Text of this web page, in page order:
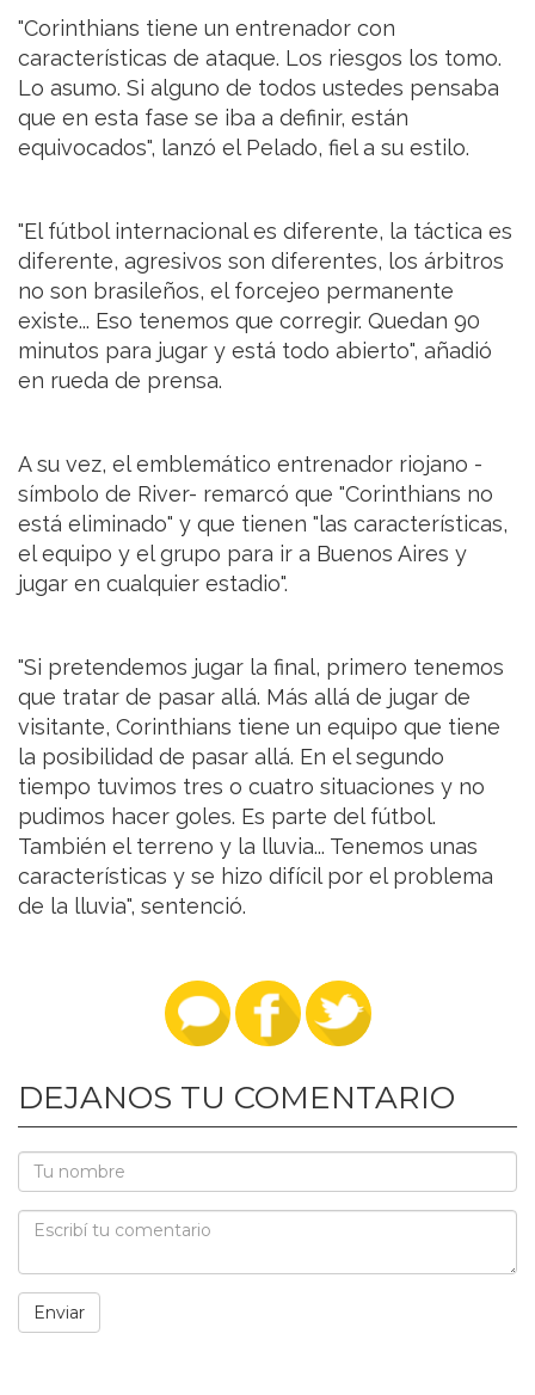
"Corinthians tiene un entrenador con
características de ataque. Los riesgos los tomo.
Lo asumo. Si alguno de todos ustedes pensaba
que en esta fase se iba a definir, están
equivocados", lanzó el Pelado, fiel a su estilo.
"El fútbol internacional es diferente, la táctica es
diferente, agresivos son diferentes, los árbitros
no son brasileños, el forcejeo permanente
existe... Eso tenemos que corregir. Quedan 90
minutos para jugar y está todo abierto", añadió
en rueda de prensa.
A su vez, el emblemático entrenador riojano -
símbolo de River- remarcó que "Corinthians no
está eliminado" y que tienen "las características,
el equipo y el grupo para ir a Buenos Aires y
jugar en cualquier estadio".
"Si pretendemos jugar la final, primero tenemos
que tratar de pasar allá. Más allá de jugar de
visitante, Corinthians tiene un equipo que tiene
la posibilidad de pasar allá. En el segundo
tiempo tuvimos tres o cuatro situaciones y no
pudimos hacer goles. Es parte del fútbol.
También el terreno y la lluvia... Tenemos unas
características y se hizo difícil por el problema
de la lluvia", sentenció.
DEJANOS TU COMENTARIO